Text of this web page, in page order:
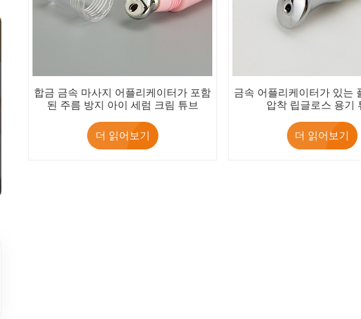
합금 금속 마사지 어플리케이터가 포함
된 주름 방지 아이 세럼 크림 튜브
더 읽어보기
금속 어플리케이터가 있는
압착 립글로스 용기
더 읽어보기